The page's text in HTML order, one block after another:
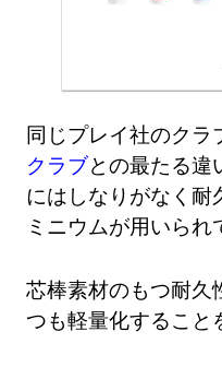
同じプレイ社のクラ
クラブとの最たる違
にはしなりがなく耐
ミニウムが用いられ
芯棒素材のもつ耐久
つも軽量化すること